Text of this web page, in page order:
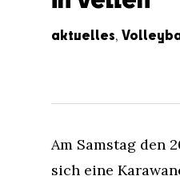
aktuelles,
Am Samstag den
sich eine